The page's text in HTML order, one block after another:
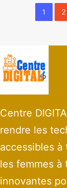
1 2
27
Centre
rendre les
accessibles
les femmes à
innovantes